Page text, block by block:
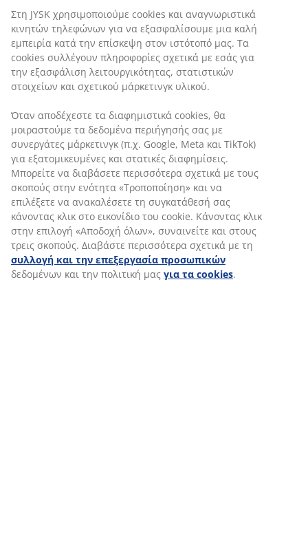
προγραμματίζεις, να κατανέμεις αρμοδιότητες και να
κάνεις follow up στις εργασίες που έχεις αναθέσει
στην ομάδα.
Η ΑΠΟΨΗ ΕΝΟΣ
ΥΠΟΔΙΕΥΘΥΝΤΗ ΣΤΗ JYSK
"Ως Υποδιευθυντής στη JYSK, η καθημερινότητα
είναι γεμάτη με προκλήσεις και στόχους. Μαζί με
την ομάδα μου εργαζόμαστε ομαδικά για την
επίτευξη αυτών, αλλά και για την βέλτιστη εμπειρία
που μπορεί να λάβει ο πελάτης! Με αυτό τον τρόπο
εξελισσόμαστε και γινόμαστε καλύτεροι!"
Σίμος, Υποδιευθυντής
Στη JYSK χρησιμοποιούμε cookies και αναγνωριστικά
κινητών τηλεφώνων για να εξασφαλίσουμε μια καλή
εμπειρία κατά την επίσκεψη στον ιστότοπό μας. Τα
cookies συλλέγουν πληροφορίες σχετικά με εσάς για
την εξασφάλιση λειτουργικότητας, στατιστικών
στοιχείων και σχετικού μάρκετινγκ υλικού.
Όταν αποδέχεστε τα διαφημιστικά cookies, θα
μοιραστούμε τα δεδομένα περιήγησής σας με
συνεργάτες μάρκετινγκ (π.χ. Google, Meta και TikTok)
για εξατομικευμένες και στατικές διαφημίσεις.
Μπορείτε να διαβάσετε περισσότερα σχετικά με τους
σκοπούς στην ενότητα «Τροποποίηση» και να
επιλέξετε να ανακαλέσετε τη συγκατάθεσή σας
κάνοντας κλικ στο εικονίδιο του cookie. Κάνοντας κλικ
στην επιλογή «Αποδοχή όλων», συναινείτε και στους
τρεις σκοπούς. Διαβάστε περισσότερα σχετικά με τη
συλλογή και την επεξεργασία προσωπικών
δεδομένων και την πολιτική μας για τα cookies.